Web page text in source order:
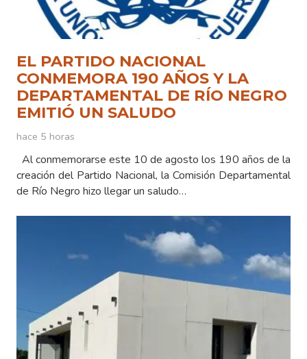
EL PARTIDO NACIONAL
CONMEMORA 190 AÑOS Y LA
DEPARTAMENTAL DE RÍO NEGRO
EMITIÓ UN SALUDO
hace 5 horas
Al conmemorarse este 10 de agosto los 190 años de la
creación del Partido Nacional, la Comisión Departamental
de Río Negro hizo llegar un saludo…